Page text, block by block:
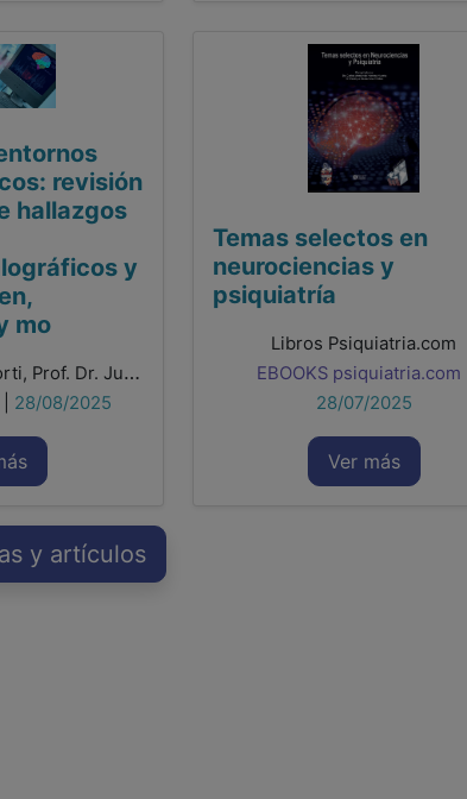
revisión
hallazgos
y
mo
Prof. Lic. Giselle Corti, Prof. Dr. Juan Pablo Bellotti
28/08/2025
Temas selectos en
neurociencias y
psiquiatría
Libros Psiquiatria.com
EBOOKS psiquiatria.com
28/07/2025
Ver más
y artículos